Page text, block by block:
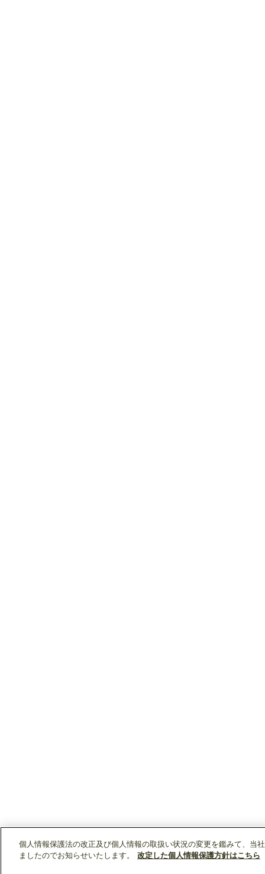
個人情報保護法の改正及び個人情報の取扱い状況の変更を鑑みて、当
ましたのでお知らせいたします。
改定した個人情報保護方針はこちら